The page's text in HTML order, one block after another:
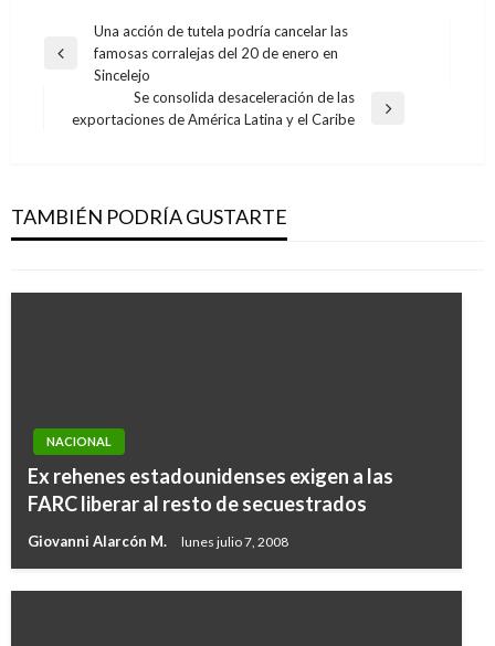
Navegación
de
Entrada
anterior
Una acción de tutela podría cancelar las
famosas corralejas del 20 de enero en
Sincelejo
Entrada
Se consolida desaceleración de las
exportaciones de América Latina y el Caribe
TAMBIÉN PODRÍA GUSTARTE
Johnny Cay con ciertas condiciones
Andres Felipe Gama miércoles mayo 31, 2017
NACIONAL
Ex rehenes estadounidenses exigen a las
FARC liberar al resto de secuestrados
Giovanni Alarcón M. lunes julio 7, 2008